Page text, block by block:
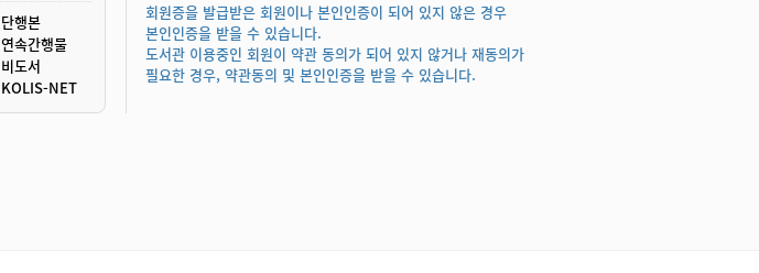
단행본
연속간행물
비도서
KOLIS-NET
회원증을 발급받은 회원이나 본인인증이 되어 있지 않은 경우
본인인증을 받을 수 있습니다.
도서관 이용중인 회원이 약관 동의가 되어 있지 않거나 재동의가
필요한 경우, 약관동의 및 본인인증을 받을 수 있습니다.